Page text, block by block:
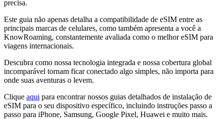
precisa.
Este guia não apenas detalha a compatibilidade de eSIM entre as
principais marcas de celulares, como também apresenta a você a
KnowRoaming, constantemente avaliada como o melhor eSIM para
viagens internacionais.
Descubra como nossa tecnologia integrada e nossa cobertura global
incomparável tornam ficar conectado algo simples, não importa para
onde suas aventuras o levem.
Clique aqui para encontrar nossos guias detalhados de instalação de
eSIM para o seu dispositivo específico, incluindo instruções passo a
passo para iPhone, Samsung, Google Pixel, Huawei e muito mais.